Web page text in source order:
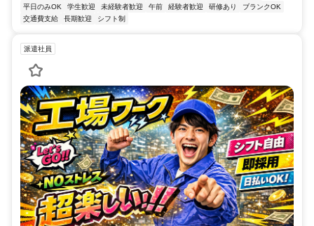
平日のみOK
学生歓迎 未経験者歓迎 午前 経験者歓迎 研修あり
ブランクOK
交通費支給
長期歓迎 シフト制
派遣社員